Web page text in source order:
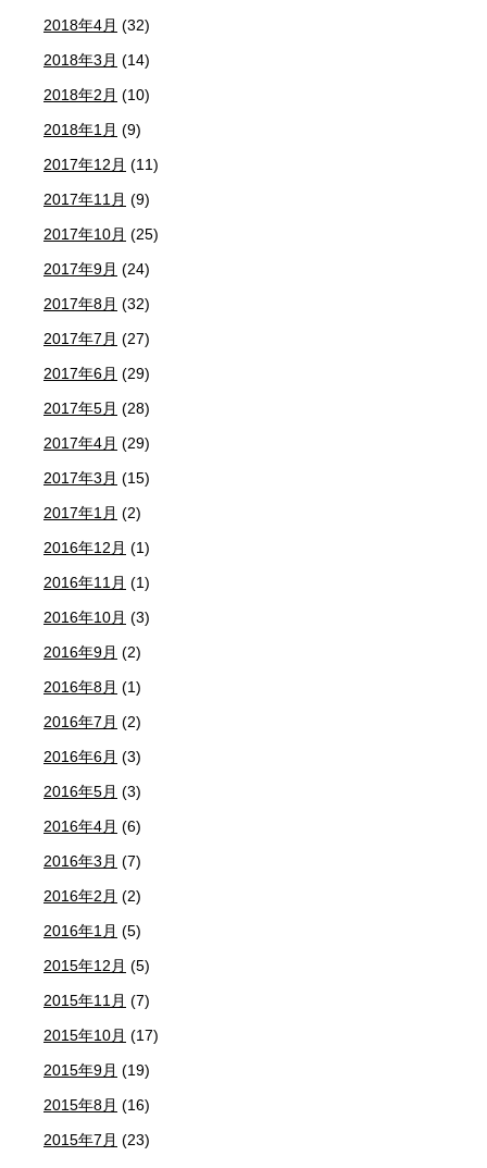
2018年4月 (32)
2018年3月 (14)
2018年2月 (10)
2018年1月 (9)
2017年12月 (11)
2017年11月 (9)
2017年10月 (25)
2017年9月 (24)
2017年8月 (32)
2017年7月 (27)
2017年6月 (29)
2017年5月 (28)
2017年4月 (29)
2017年3月 (15)
2017年1月 (2)
2016年12月 (1)
2016年11月 (1)
2016年10月 (3)
2016年9月 (2)
2016年8月 (1)
2016年7月 (2)
2016年6月 (3)
2016年5月 (3)
2016年4月 (6)
2016年3月 (7)
2016年2月 (2)
2016年1月 (5)
2015年12月 (5)
2015年11月 (7)
2015年10月 (17)
2015年9月 (19)
2015年8月 (16)
2015年7月 (23)